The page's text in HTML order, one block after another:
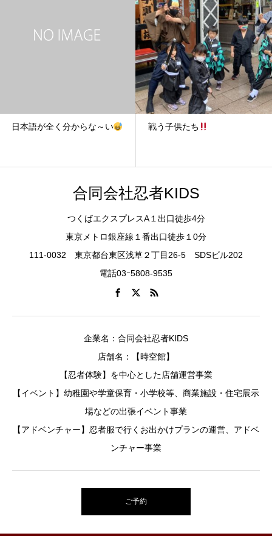
日本語が全く分からな～い 戦う子供たち
合同会社忍者KIDS
つくばエクスプレスA１出口徒歩4分
東京メトロ銀座線１番出口徒歩１0分
111-0032 東京都台東区浅草２丁目26-5 SDSビル202
電話03ｰ5808-9535
企業名：合同会社忍者KIDS
店舗名：【時空館】
【忍者体験】を中心とした店舗運営事業
【イベント】幼稚園や学童保育・小学校等、商業施設・住宅展示
場などの出張イベント事業
【アドベンチャー】忍者服で行くお出かけプランの運営、アドベ
ンチャー事業
ご予約